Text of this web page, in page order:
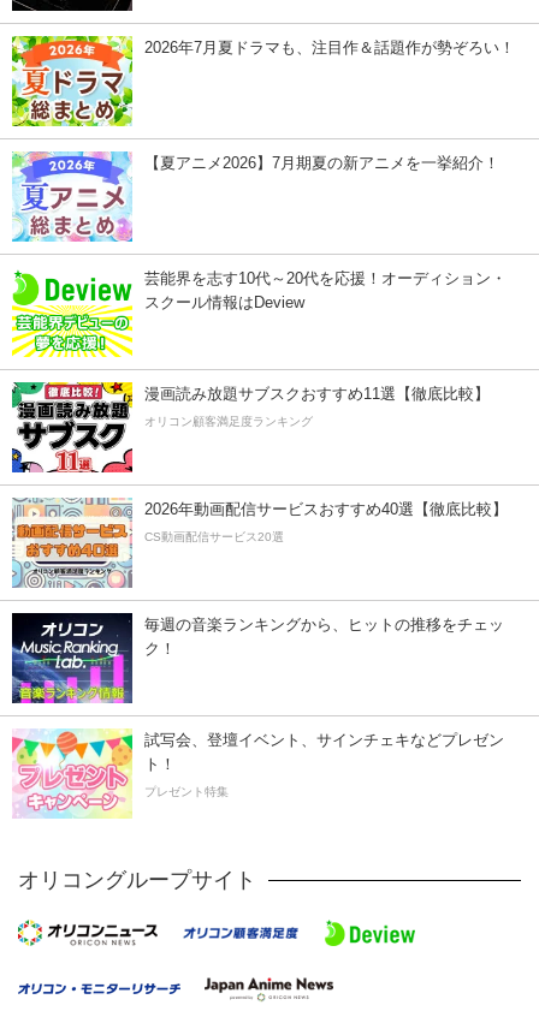
2026年7月夏ドラマも、注目作＆話題作が勢ぞろい！
【夏アニメ2026】7月期夏の新アニメを一挙紹介！
芸能界を志す10代～20代を応援！オーディション・
スクール情報はDeview
漫画読み放題サブスクおすすめ11選【徹底比較】
オリコン顧客満足度ランキング
2026年動画配信サービスおすすめ40選【徹底比較】
CS動画配信サービス20選
毎週の音楽ランキングから、ヒットの推移をチェッ
ク！
試写会、登壇イベント、サインチェキなどプレゼン
ト！
プレゼント特集
オリコングループサイト